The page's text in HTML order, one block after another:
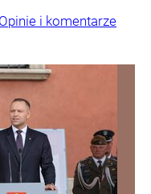
Opinie i komentarze